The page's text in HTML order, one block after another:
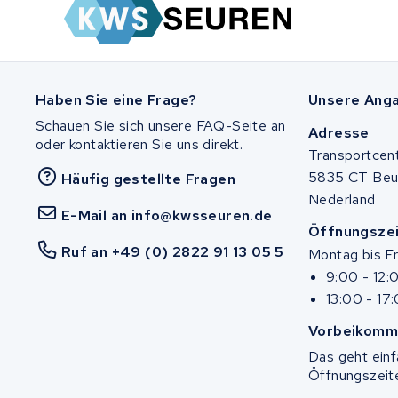
E-kuma
Malaguti
Puch
Alber
Haben Sie eine Frage?
Schauen Sie sich unsere FAQ-Seite an
oder kontaktieren Sie uns direkt.
Häufig gestellte Fragen
E-Mail an info@kwsseuren.de
Ruf an +49 (0) 2822 91 13 05 5
Unsere
Adresse
5835 CT
Nederland
Montag bis
9:00 -
13:00 -
Das geht